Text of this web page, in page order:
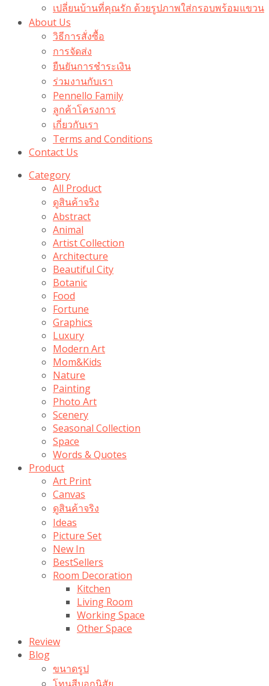
เปลี่ยนบ้านที่คุณรัก ด้วยรูปภาพใส่กรอบพร้อมแขวน​
About Us
วิธีการสั่งซื้อ
การจัดส่ง
ยืนยันการชำระเงิน
ร่วมงานกับเรา
Pennello Family
ลูกค้าโครงการ
เกี่ยวกับเรา
Terms and Conditions
Contact Us
Category
All Product
ดูสินค้าจริง
Abstract
Animal
Artist Collection
Architecture
Beautiful City
Botanic
Food
Fortune
Graphics
Luxury
Modern Art
Mom&Kids
Nature
Painting
Photo Art
Scenery
Seasonal Collection
Space
Words & Quotes
Product
Art Print
Canvas
ดูสินค้าจริง
Ideas
Picture Set
New In
BestSellers
Room Decoration
Kitchen
Living Room
Working Space
Other Space
Review
Blog
ขนาดรูป
โทนสีบอกนิสัย